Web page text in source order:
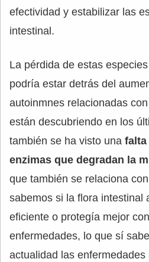
efectividad y estabilizar las
intestinal.
La pérdida de estas
podría estar detrás del
autoinmnes relacionadas
están descubriendo en los
también se ha visto una falta
enzimas que degradan la
que también se relaciona
sabemos si la flora intestinal
eficiente o protegía mejor
enfermedades, lo que sí
actualidad las enfermedades